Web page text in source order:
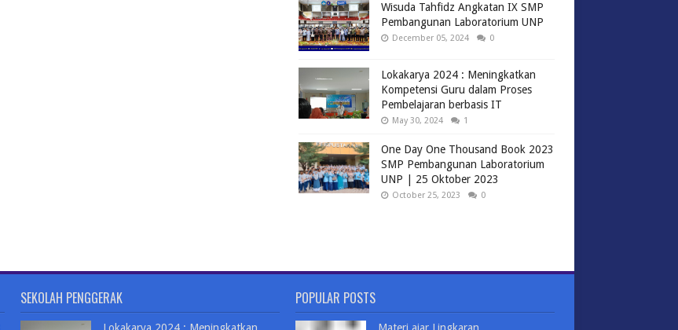
Wisuda Tahfidz Angkatan IX SMP
Pembangunan Laboratorium UNP
December 05, 2024 0
Lokakarya 2024 : Meningkatkan
Kompetensi Guru dalam Proses
Pembelajaran berbasis IT
May 30, 2024 1
One Day One Thousand Book 2023
SMP Pembangunan Laboratorium
UNP | 25 Oktober 2023
October 25, 2023 0
SEKOLAH PENGGERAK POPULAR POSTS